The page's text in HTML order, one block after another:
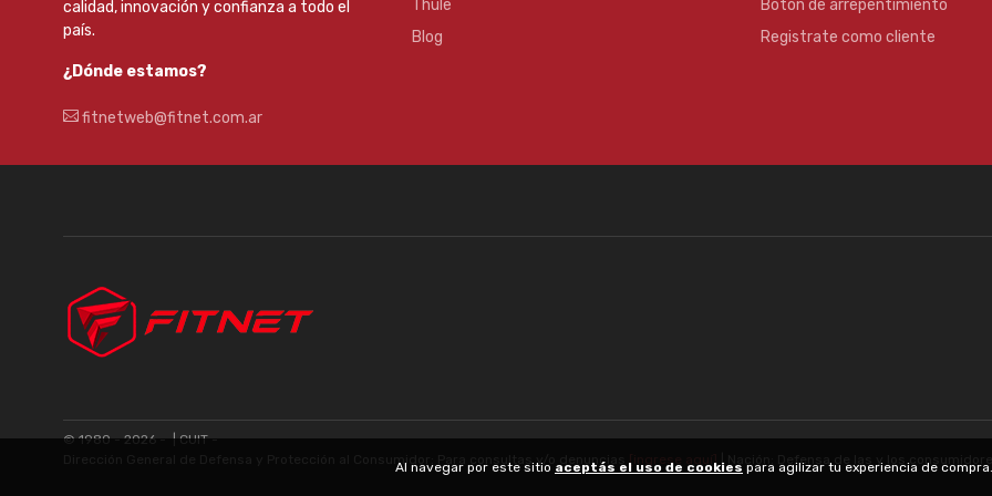
calidad, innovación y confianza a todo el
país.
¿Dónde estamos?
fitnetweb@fitnet.com.ar
Thule
Blog
Botón de arrepentimiento
Registrate como cliente
© 1980 - 2026 -| CUIT -
Dirección General de Defensa y Protección al Consumidor: Para consultas y/o denuncias [ingrese aquí] | Nación: Defensa de las y los
Al navegar por este sitio aceptás el uso de cookies para agilizar tu experiencia de compra.